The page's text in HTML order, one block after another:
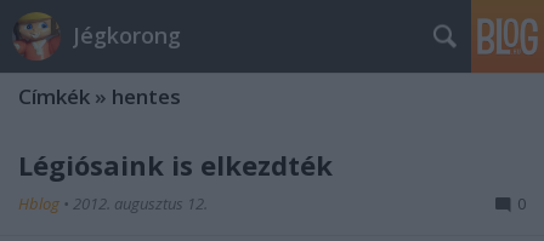
Jégkorong
Címkék » hentes
Légiósaink is elkezdték
Hblog • 2012. augusztus 12. 0